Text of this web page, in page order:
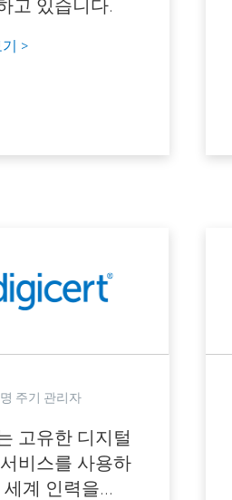
고 있습니다.
>
주기 관리자
고유한 디지털
비스를 사용하
세계 인력을...